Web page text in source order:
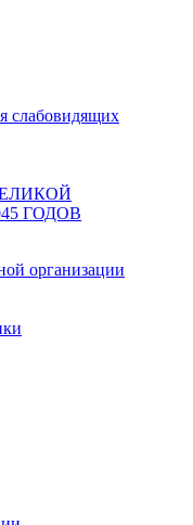
слабовидящих
организации